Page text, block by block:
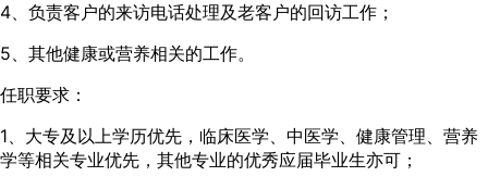
4、负责客户的来访电话处理及老客户的回访工作；
5、其他健康或营养相关的工作。
任职要求：
1、大专及以上学历优先，临床医学、中医学、健康管理、营养
学等相关专业优先，其他专业的优秀应届毕业生亦可；